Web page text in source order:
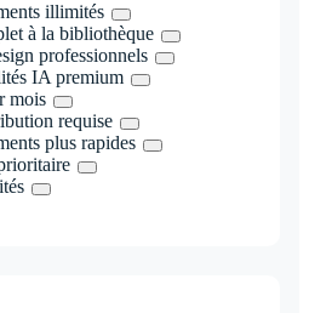
illimités
à la bibliothèque
professionnels
IA premium
mois
requise
plus rapides